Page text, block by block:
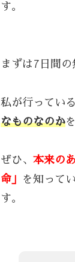
す。
まずは7日間の
私が行っている
なものなのか
ぜひ、 本来の
命」
を知って
す。